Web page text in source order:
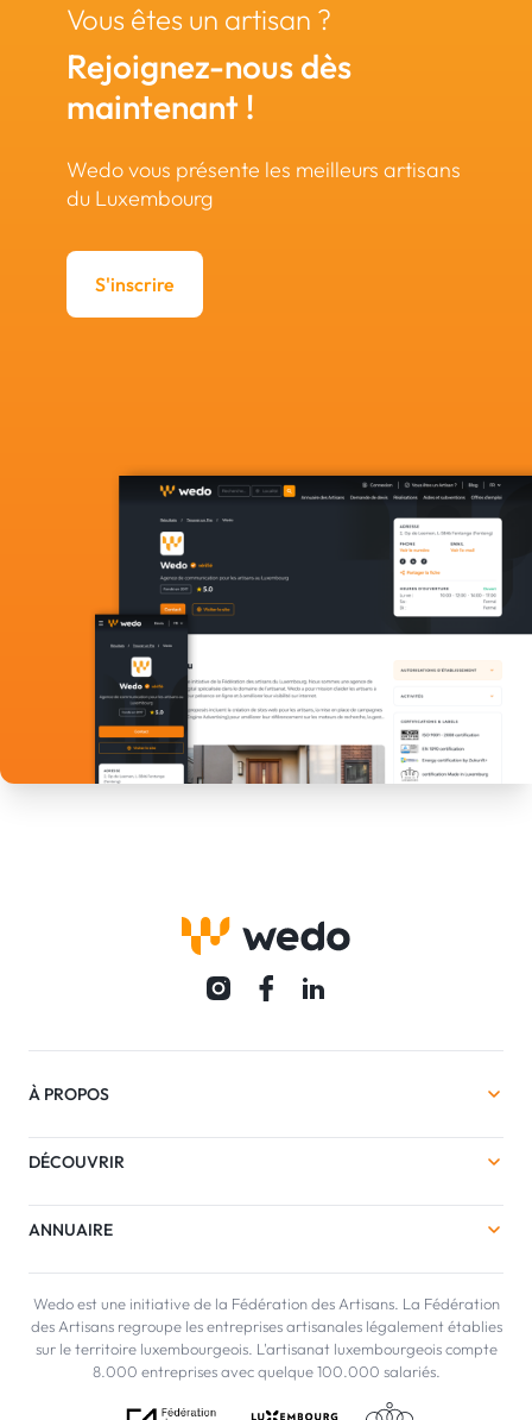
Vous êtes un artisan ?
Rejoignez-nous dès
maintenant !
Wedo vous présente les meilleurs artisans
du Luxembourg
S'inscrire
À PROPOS
DÉCOUVRIR
ANNUAIRE
Wedo est une initiative de la Fédération des Artisans. La Fédération
des Artisans regroupe les entreprises artisanales légalement établies
sur le territoire luxembourgeois. L'artisanat luxembourgeois compte
8.000 entreprises avec quelque 100.000 salariés.